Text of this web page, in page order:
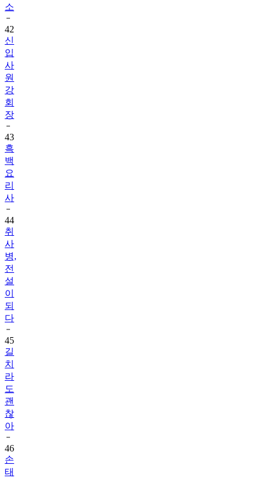
소
42
신
입
사
원
강
회
장
43
흑
백
요
리
사
44
취
사
병,
전
설
이
되
다
45
길
치
라
도
괜
찮
아
46
손
태